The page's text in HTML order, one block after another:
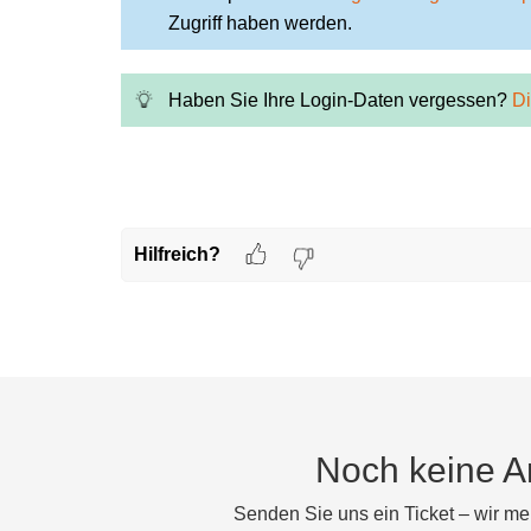
Zugriff haben werden.
Haben Sie Ihre Login-Daten vergessen?
Hilfreich?
Noch keine
Senden Sie uns ein Ticket – wir